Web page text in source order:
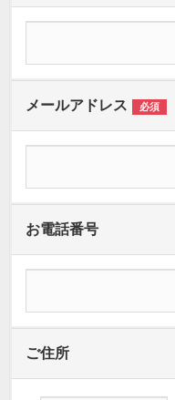
メールアドレス 必須
お電話番号
ご住所